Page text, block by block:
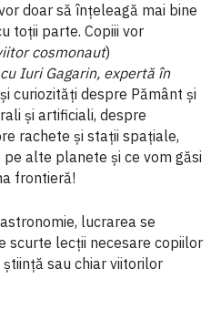
doar să înțeleagă mai bine
toții parte. Copiii vor
cosmonaut)
Iuri Gagarin, expertă în
curiozități despre Pământ și
și artificiali, despre
rachete și stații spațiale,
alte planete și ce vom găsi
frontieră!
lucrarea se
scurte lecții necesare copiilor
sau chiar viitorilor